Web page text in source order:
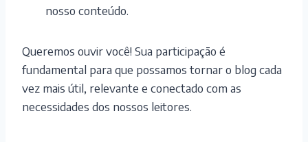
nosso conteúdo.
Queremos ouvir você! Sua participação é
fundamental para que possamos tornar o blog cada
vez mais útil, relevante e conectado com as
necessidades dos nossos leitores.